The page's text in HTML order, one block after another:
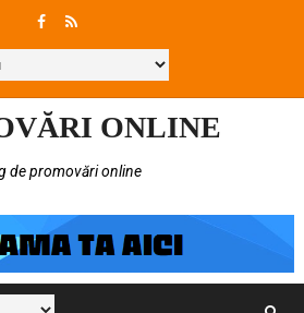
ONLINE
de promovări online